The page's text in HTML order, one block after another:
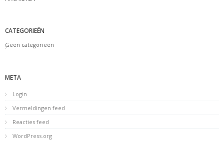
CATEGORIEËN
Geen categorieën
META
Login
Vermeldingen feed
Reacties feed
WordPress.org